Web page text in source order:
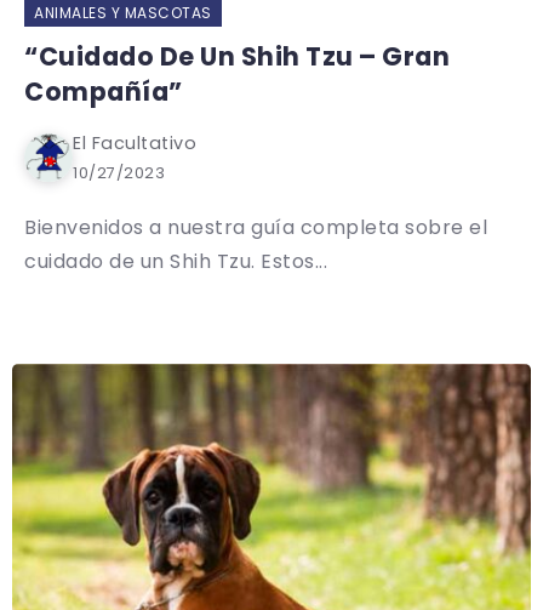
ANIMALES Y MASCOTAS
“Cuidado De Un Shih Tzu – Gran
Compañía”
El Facultativo
10/27/2023
Bienvenidos a nuestra guía completa sobre el
cuidado de un Shih Tzu. Estos...